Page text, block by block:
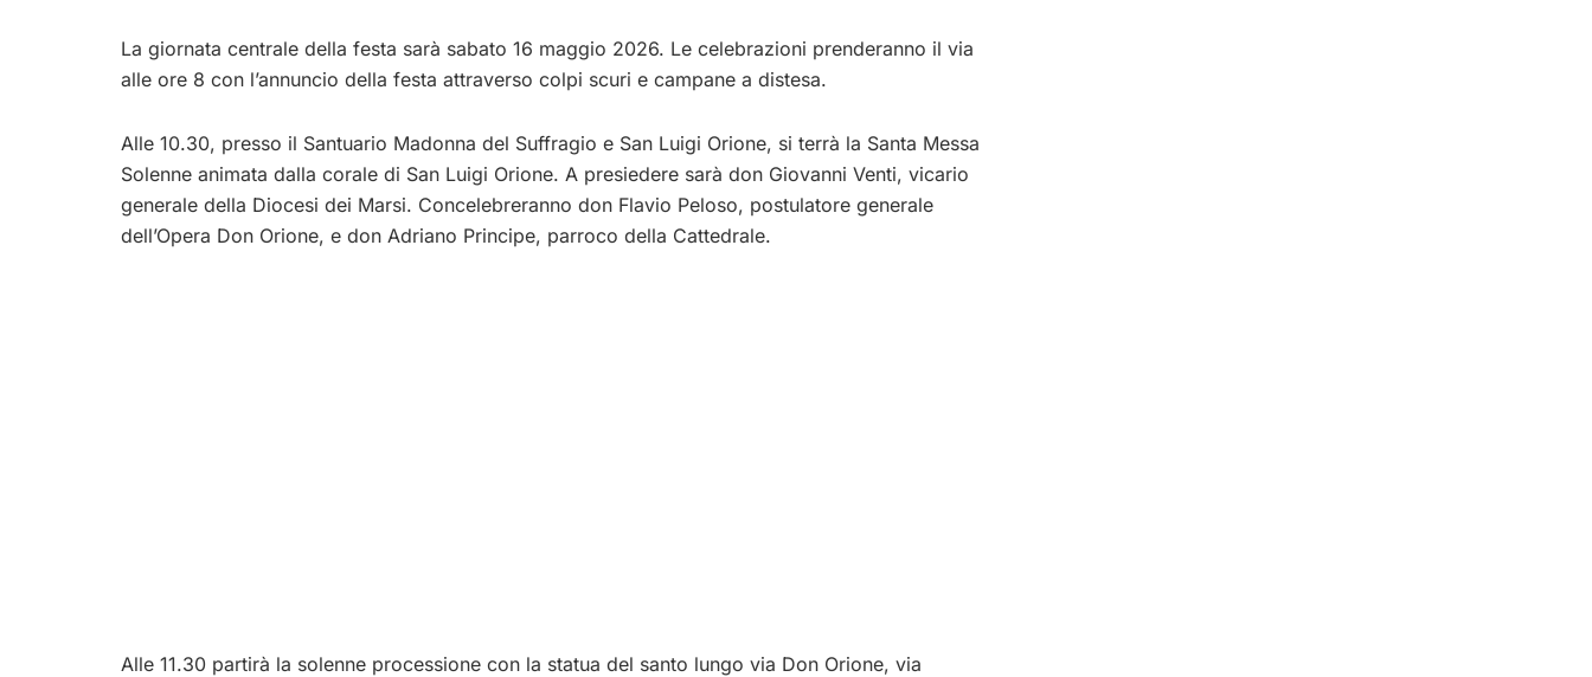
La giornata centrale della festa sarà sabato 16 maggio 2026. Le celebrazioni prenderanno il via
alle ore 8 con l’annuncio della festa attraverso colpi scuri e campane a distesa.
Alle 10.30, presso il Santuario Madonna del Suffragio e San Luigi Orione, si terrà la Santa Messa
Solenne animata dalla corale di San Luigi Orione. A presiedere sarà don Giovanni Venti, vicario
generale della Diocesi dei Marsi. Concelebreranno don Flavio Peloso, postulatore generale
dell’Opera Don Orione, e don Adriano Principe, parroco della Cattedrale.
Alle 11.30 partirà la solenne processione con la statua del santo lungo via Don Orione, via